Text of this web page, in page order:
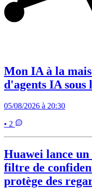
Mon IA à la
d'agents IA sous
05/08/2026 à 20:30
• 2
Huawei lance
filtre de
protège des